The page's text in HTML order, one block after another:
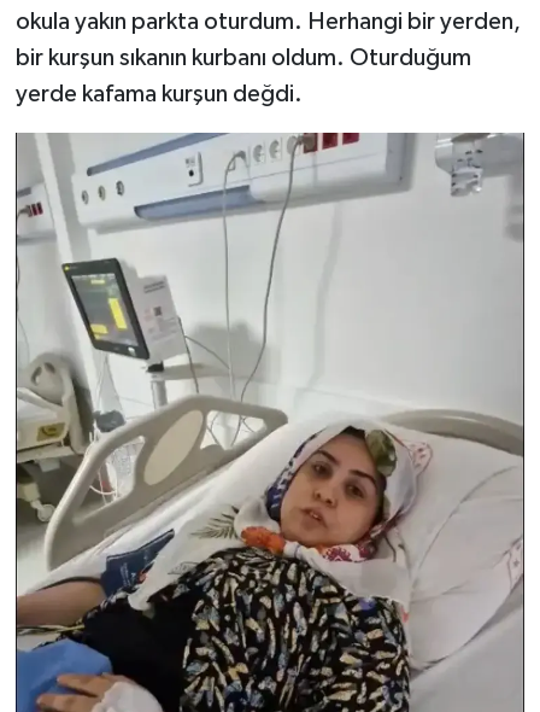
okula yakın parkta oturdum. Herhangi bir yerden,
bir kurşun sıkanın kurbanı oldum. Oturduğum
yerde kafama kurşun değdi.